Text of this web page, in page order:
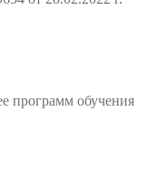
программ обучения